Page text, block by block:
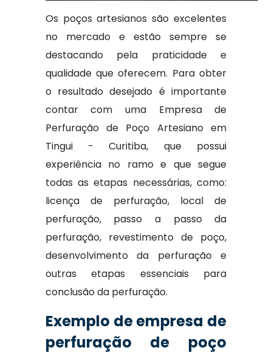
Os poços artesianos são excelentes
no mercado e estão sempre se
destacando pela praticidade e
qualidade que oferecem. Para obter
o resultado desejado é importante
contar com uma Empresa de
Perfuração de Poço Artesiano em
Tingui - Curitiba, que possui
experiência no ramo e que segue
todas as etapas necessárias, como:
licença de perfuração, local de
perfuração, passo a passo da
perfuração, revestimento de poço,
desenvolvimento da perfuração e
outras etapas essenciais para
conclusão da perfuração.
Exemplo de empresa de
perfuração de poço